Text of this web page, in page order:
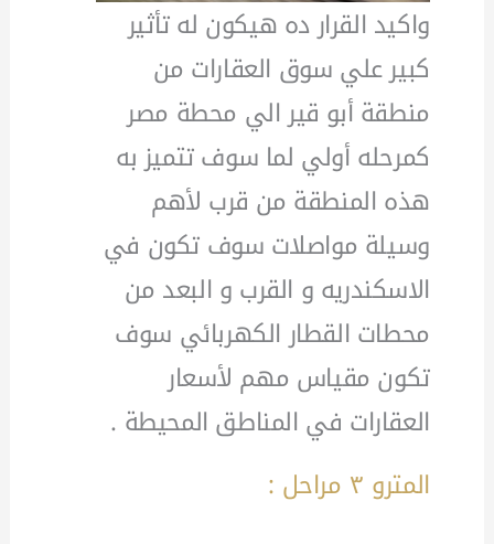
واكيد القرار ده هيكون له تأثير
كبير علي سوق العقارات من
منطقة أبو قير الي محطة مصر
كمرحله أولي لما سوف تتميز به
هذه المنطقة من قرب لأهم
وسيلة مواصلات سوف تكون في
الاسكندريه و القرب و البعد من
محطات القطار الكهربائي سوف
تكون مقياس مهم لأسعار
العقارات في المناطق المحيطة .
المترو ٣ مراحل :